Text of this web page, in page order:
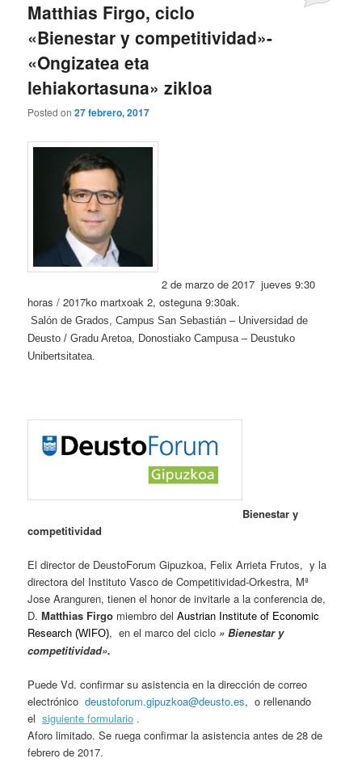
Matthias Firgo, ciclo
«Bienestar y competitividad»-
«Ongizatea eta
lehiakortasuna» zikloa
Posted on27 febrero, 2017
2 de marzo de 2017 jueves 9:30
horas / 2017ko martxoak 2, osteguna 9:30ak.
Salón de Grados, Campus San Sebastián – Universidad de
Deusto / Gradu Aretoa, Donostiako Campusa – Deustuko
Unibertsitatea.
Bienestar y
competitividad
El director de DeustoForum Gipuzkoa, Felix Arrieta Frutos, y la
directora del Instituto Vasco de Competitividad-Orkestra, Mª
Jose Aranguren, tienen el honor de invitarle a la conferencia de,
D.Matthias Firgo miembro delAustrian Institute of Economic
Research(WIFO), en el marco del ciclo » Bienestar y
competitividad».
Puede Vd. confirmar su asistencia en la dirección de correo
electrónicodeustoforum.gipuzkoa@deusto.es, o rellenando
elsiguiente formulario .
Aforo limitado. Se ruega confirmar la asistencia antes de 28 de
febrero de 2017.